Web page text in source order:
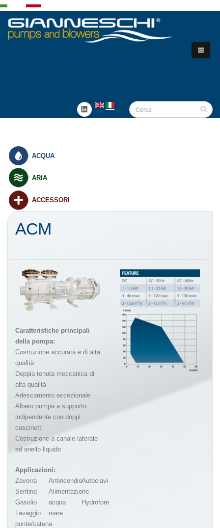
ACQUA
ARIA
ACCESSORI
ACM
Caratteristiche principali
della pompa:
Costruzione accurata e di alta
qualità
Doppia tenuta meccanica di
alta qualità
Adescamento eccezionale
Albero pompa a supporto
indipendente con doppi
cuscinetti
Costruzione a canale laterale
ed anello liquido
Applicazioni:
Zavorra
Sentina
Gasolio
Lavaggio
ponte/catena
Antincendio
Alimentazione
acqua
mare
Autoclavi
-
Hydrofore